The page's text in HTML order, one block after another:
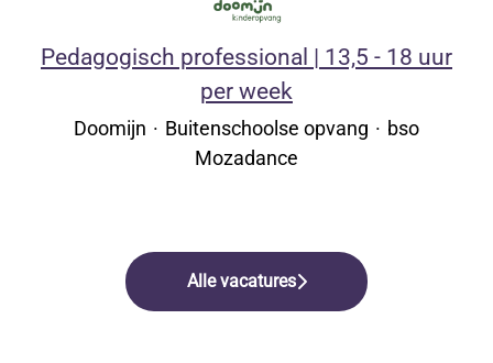
Pedagogisch professional | 13,5 - 18 uur
per week
Doomijn · Buitenschoolse opvang · bso
Mozadance
Alle vacatures